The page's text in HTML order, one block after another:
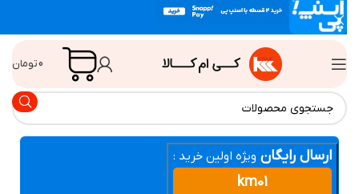
تومان
ارسال رایگان ویژه اولین خرید :
km01